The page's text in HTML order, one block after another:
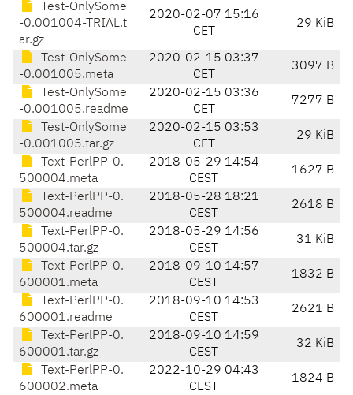
Test-OnlySome
-0.001004-TRIAL.t
ar.gz
2020-02-07 15:16
CET
29 KiB
Test-OnlySome
-0.001005.meta
2020-02-15 03:37
CET
3097 B
Test-OnlySome
-0.001005.readme
2020-02-15 03:36
CET
7277 B
Test-OnlySome
-0.001005.tar.gz
2020-02-15 03:53
CET
29 KiB
Text-PerlPP-0.
500004.meta
2018-05-29 14:54
CEST
1627 B
Text-PerlPP-0.
500004.readme
2018-05-28 18:21
CEST
2618 B
Text-PerlPP-0.
500004.tar.gz
2018-05-29 14:56
CEST
31 KiB
Text-PerlPP-0.
600001.meta
2018-09-10 14:57
CEST
1832 B
Text-PerlPP-0.
600001.readme
2018-09-10 14:53
CEST
2621 B
Text-PerlPP-0.
600001.tar.gz
2018-09-10 14:59
CEST
32 KiB
Text-PerlPP-0.
600002.meta
2022-10-29 04:43
CEST
1824 B